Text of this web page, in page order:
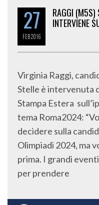
27
FEB2016
RAGGI (M5S)
INTERVIENE
Virginia Raggi,
Stelle è intervenuta
Stampa Estera
tema Roma2024:
decidere sulla
Olimpiadi 2024, ma
prima. I grandi
per prendere